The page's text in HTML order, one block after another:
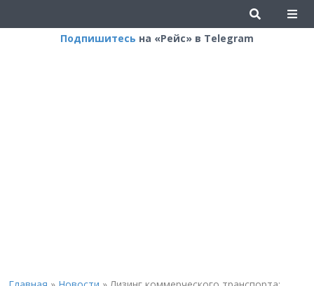
Подпишитесь на «Рейс» в Telegram